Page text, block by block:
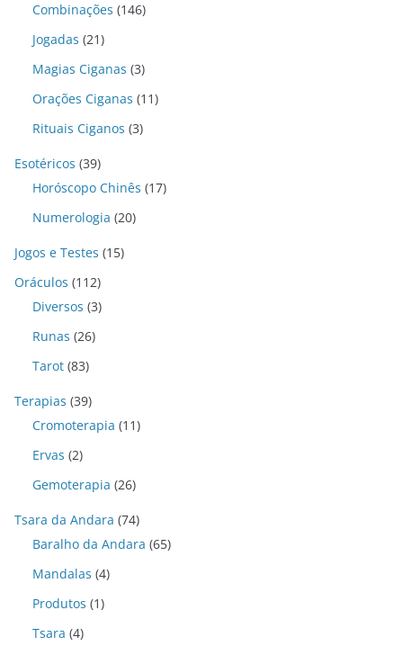
Combinações (146)
Jogadas (21)
Magias Ciganas (3)
Orações Ciganas (11)
Rituais Ciganos (3)
Esotéricos (39)
Horóscopo Chinês (17)
Numerologia (20)
Jogos e Testes (15)
Oráculos (112)
Diversos (3)
Runas (26)
Tarot (83)
Terapias (39)
Cromoterapia (11)
Ervas (2)
Gemoterapia (26)
Tsara da Andara (74)
Baralho da Andara (65)
Mandalas (4)
Produtos (1)
Tsara (4)